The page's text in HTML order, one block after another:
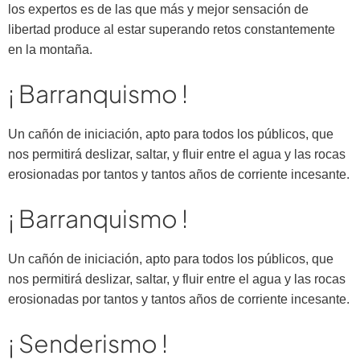
los expertos es de las que más y mejor sensación de
libertad produce al estar superando retos constantemente
en la montaña.
¡ Barranquismo !
Un cañón de iniciación, apto para todos los públicos, que
nos permitirá deslizar, saltar, y fluir entre el agua y las rocas
erosionadas por tantos y tantos años de corriente incesante.
¡ Barranquismo !
Un cañón de iniciación, apto para todos los públicos, que
nos permitirá deslizar, saltar, y fluir entre el agua y las rocas
erosionadas por tantos y tantos años de corriente incesante.
¡ Senderismo !